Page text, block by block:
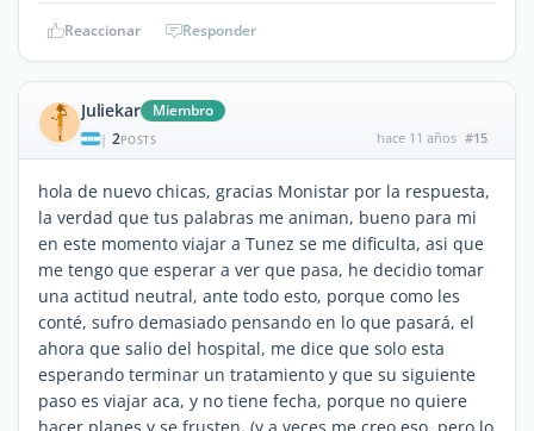
Reaccionar Responder
Juliekar Miembro
| 2POSTS hace 11 años #15
hola de nuevo chicas, gracias Monistar por la respuesta,
la verdad que tus palabras me animan, bueno para mi
en este momento viajar a Tunez se me dificulta, asi que
me tengo que esperar a ver que pasa, he decidio tomar
una actitud neutral, ante todo esto, porque como les
conté, sufro demasiado pensando en lo que pasará, el
ahora que salio del hospital, me dice que solo esta
esperando terminar un tratamiento y que su siguiente
paso es viajar aca, y no tiene fecha, porque no quiere